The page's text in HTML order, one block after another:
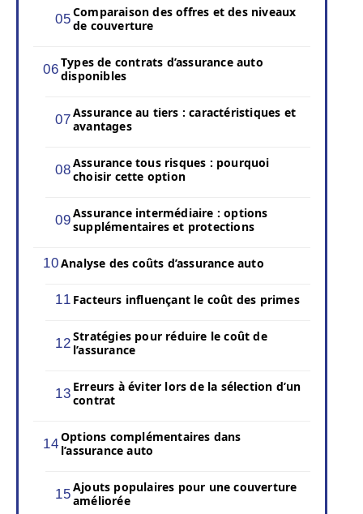
Comparaison des offres et des niveaux
de couverture
Types de contrats d’assurance auto
disponibles
Assurance au tiers : caractéristiques et
avantages
Assurance tous risques : pourquoi
choisir cette option
Assurance intermédiaire : options
supplémentaires et protections
Analyse des coûts d’assurance auto
Facteurs influençant le coût des primes
Stratégies pour réduire le coût de
l’assurance
Erreurs à éviter lors de la sélection d’un
contrat
Options complémentaires dans
l’assurance auto
Ajouts populaires pour une couverture
améliorée